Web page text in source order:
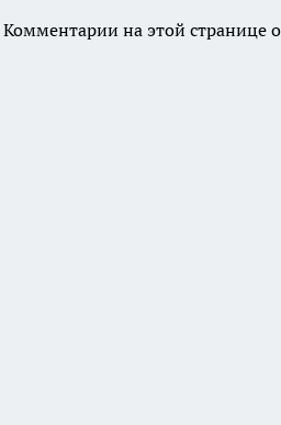
Комментарии на этой странице